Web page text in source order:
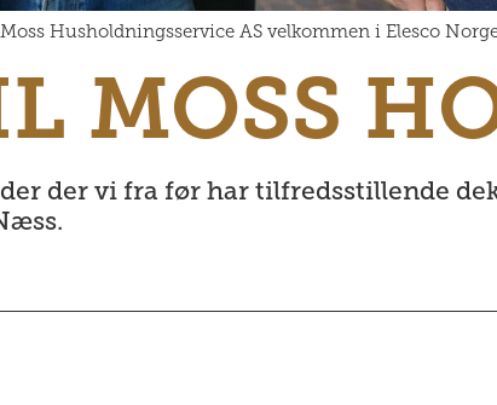
Husholdningsservice AS velkommen i Elesco
MOSS
der vi fra før har tilfredsstillende